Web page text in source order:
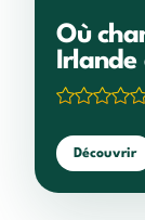
Où
Irlande
Découvrir